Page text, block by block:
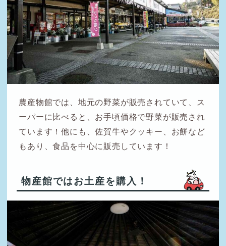
農産物館では、地元の野菜が販売されていて、ス
ーパーに比べると、お手頃価格で野菜が販売され
ています！他にも、佐賀牛やクッキー、お餅など
もあり、食品を中心に販売しています！
物産館ではお土産を購入！